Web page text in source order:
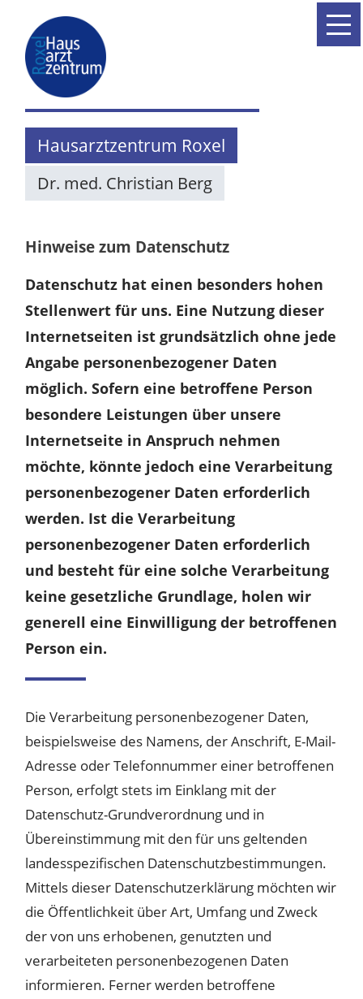
×
Hausarztzentrum Roxel
Dr. med. Christian Berg
Hinweise zum Datenschutz
Datenschutz hat einen besonders hohen
Stellenwert für uns. Eine Nutzung dieser
Internetseiten ist grundsätzlich ohne jede
Angabe personenbezogener Daten
möglich. Sofern eine betroffene Person
besondere Leistungen über unsere
Internetseite in Anspruch nehmen
möchte, könnte jedoch eine Verarbeitung
personenbezogener Daten erforderlich
werden. Ist die Verarbeitung
personenbezogener Daten erforderlich
und besteht für eine solche Verarbeitung
keine gesetzliche Grundlage, holen wir
generell eine Einwilligung der betroffenen
Person ein.
Die Verarbeitung personenbezogener Daten,
beispielsweise des Namens, der Anschrift, E-Mail-
Adresse oder Telefonnummer einer betroffenen
Person, erfolgt stets im Einklang mit der
Datenschutz-Grundverordnung und in
Übereinstimmung mit den für uns geltenden
landesspezifischen Datenschutzbestimmungen.
Mittels dieser Datenschutzerklärung möchten wir
die Öffentlichkeit über Art, Umfang und Zweck
der von uns erhobenen, genutzten und
verarbeiteten personenbezogenen Daten
informieren. Ferner werden betroffene